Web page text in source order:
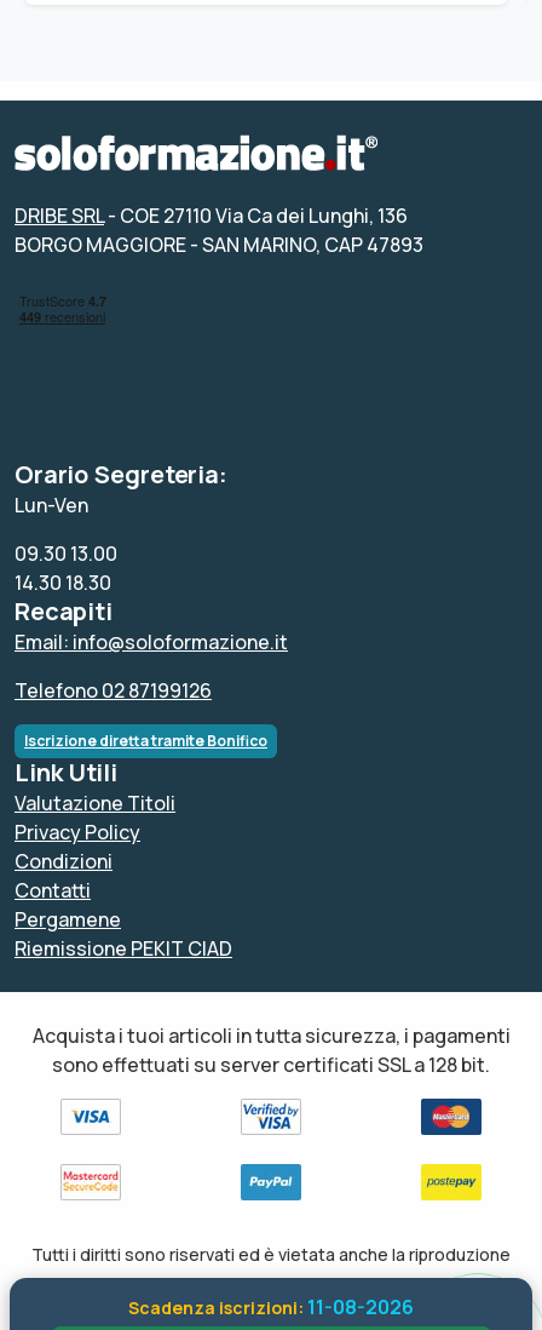
Scadenza iscrizioni: 11-08-2026
DRIBE SRL- COE 27110 Via Ca dei Lunghi, 136
BORGO MAGGIORE - SAN MARINO, CAP 47893
Orario Segreteria:
Lun-Ven
09.30 13.00
14.30 18.30
Recapiti
Email: info@soloformazione.it
Telefono 02 87199126
Iscrizione diretta tramite Bonifico
Link Utili
Valutazione Titoli
Privacy Policy
Condizioni
Contatti
Pergamene
Riemissione PEKIT CIAD
Acquista i tuoi articoli in tutta sicurezza, i pagamenti
sono effettuati su server certificati SSL a 128 bit.
Tutti i diritti sono riservati ed è vietata anche la riproduzione
parziale. Il layout e le schede informative, sia web che inviate via
email sono di proprietà di soloformazione.it pertanto è fatto